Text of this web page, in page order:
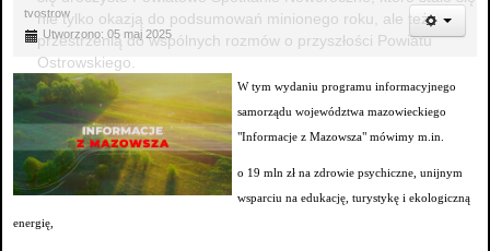
nie tylko okazją do podsumowań minionego roku, ale też
przestrzenią do wspólnych rozmów o przyszłości Powiatu
Ostrowskiego.
tvostrow
Utworzono: 05 maj 2025
W tym wydaniu programu informacyjnego
samorządu województwa mazowieckiego
"Informacje z Mazowsza" mówimy m.in.
o 19 mln zł na zdrowie psychiczne, unijnym
wsparciu na edukację, turystykę i ekologiczną
energię,